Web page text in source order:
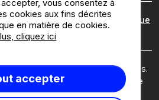
légales|Cookies|
Politique
des avis
Camping2Be, tous droits réservés.
les images sont la propriété de
respectifs.
vous consentez à
cookies aux fins décrites
en matière de cookies.
cliquez ici
accepter